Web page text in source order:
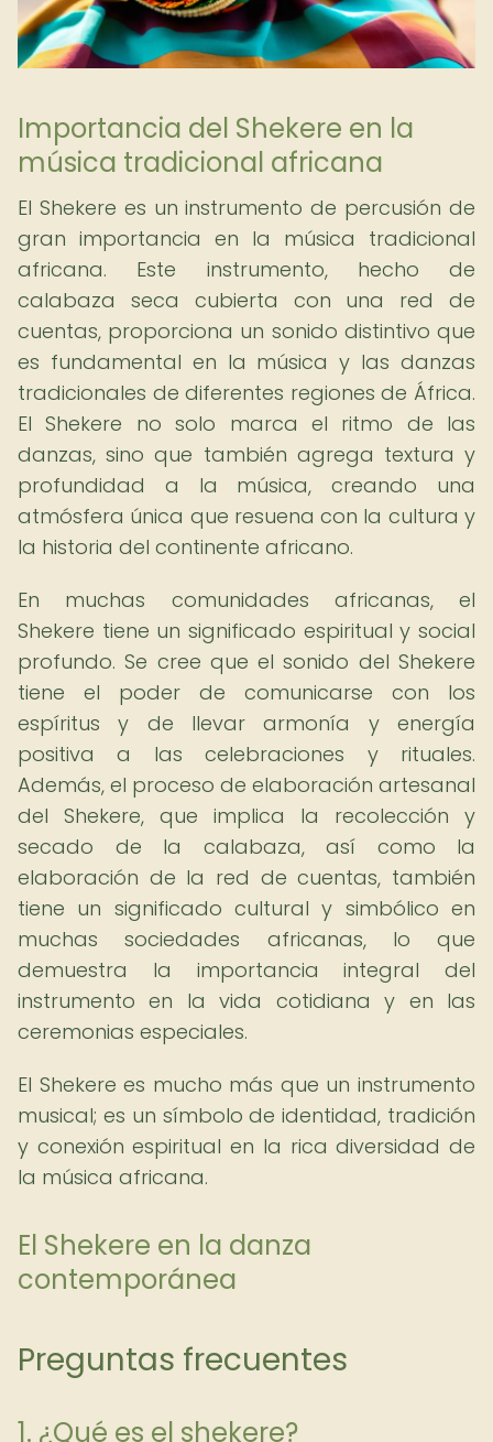
Importancia del Shekere en la
música tradicional africana
El Shekere es un instrumento de percusión de
gran importancia en la música tradicional
africana. Este instrumento, hecho de
calabaza seca cubierta con una red de
cuentas, proporciona un sonido distintivo que
es fundamental en la música y las danzas
tradicionales de diferentes regiones de África.
El Shekere no solo marca el ritmo de las
danzas, sino que también agrega textura y
profundidad a la música, creando una
atmósfera única que resuena con la cultura y
la historia del continente africano.
En muchas comunidades africanas, el
Shekere tiene un significado espiritual y social
profundo. Se cree que el sonido del Shekere
tiene el poder de comunicarse con los
espíritus y de llevar armonía y energía
positiva a las celebraciones y rituales.
Además, el proceso de elaboración artesanal
del Shekere, que implica la recolección y
secado de la calabaza, así como la
elaboración de la red de cuentas, también
tiene un significado cultural y simbólico en
muchas sociedades africanas, lo que
demuestra la importancia integral del
instrumento en la vida cotidiana y en las
ceremonias especiales.
El Shekere es mucho más que un instrumento
musical; es un símbolo de identidad, tradición
y conexión espiritual en la rica diversidad de
la música africana.
El Shekere en la danza
contemporánea
Preguntas frecuentes
1. ¿Qué es el shekere?